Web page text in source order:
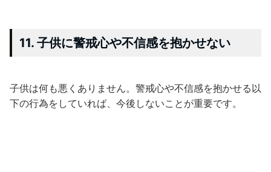
11. 子供に警戒心や不信感を抱かせない
子供は何も悪くありません。警戒心や不信感を抱かせる以
下の行為をしていれば、今後しないことが重要です。